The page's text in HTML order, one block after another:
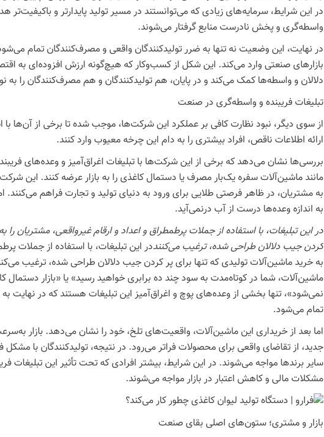
در این شرایط، سرمایه‌های زیادی که می‌توانستند در مسیر تولید پایدارتر و باکیفیت‌تر
واسطه‌گری و پخش نادرست منابع گرفتار می‌شوند.
در نهایت، این وضعیت نه تنها به ضرر تولیدکنندگان واقعی و مصرف‌کنندگان تمام
بازارهای صنعتی وارد می‌کند. این شکل از کسب‌وکار که هیچ‌گونه ارزش افزوده‌ای به
دلالان و واسطه‌ها کمک می‌کند و در پایان، هم تولیدکنندگان و هم مصرف‌کنندگان را به
تبلیغات فریبنده و واسطه‌گری در صنعت
از سوی دیگر، نبود نظارت کافی بر عملکرد این شرکت‌ها، موجب شده تا برخی از آن‌ها با
ارائه اطلاعات ناقص، افراد بیشتری را به دام این چرخه معیوب وارد کنند.
بررسی‌ها نشان می‌دهد که برخی از این شرکت‌ها با تبلیغات اغراق‌آمیز و وعده‌های
مانند ماشین‌آلات سفره یک‌بار مصرف یا دستمال کاغذی را به بازار عرضه کنند. این
به مشتریان، در ظاهر فرصتی طلایی برای ورود به دنیای تولید و تجارت فراهم
به اندازه وعده‌ها درست از آب درنمی‌آید.
در این تبلیغات، با استفاده از جملات پرطمطراق و اعداد و ارقام غیرواقعی، مشتریان را
کردن جیب دلالان طراحی شده، ترغیب می‌کننددر این تبلیغات، با استفاده از جملات
به خرید ماشین‌آلات تولیدی که تنها برای پر کردن جیب دلالان طراحی شده، ترغیب
ماشین‌آلات، شما در کوتاه‌مدت به سود چند ده برابری خواهید رسید» یا «بازار
نمی‌شود»، تنها بخشی از وعده‌های پوچ و اغراق‌آمیز این تبلیغات هستند که در نهایت
تمام می‌شود.
اما بعد از خریداری این ماشین‌آلات، واقعیت‌های تلخ، خود را نشان می‌دهد. بازار
جدید، از تقاضای واقعی برای محصولات فراتر می‌رود. در نتیجه، تولیدکنندگان با
سایر برندها مواجه می‌شوند. در این شرایط، بیشتر افرادی که تحت تأثیر این تبلیغات
مشکلات مالی و کاهش اعتبار در بازار مواجه می‌شوند.
بازار و مشتری؛ ستون‌های اصلی بقای صنعت